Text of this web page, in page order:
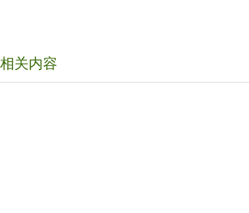
相关内容